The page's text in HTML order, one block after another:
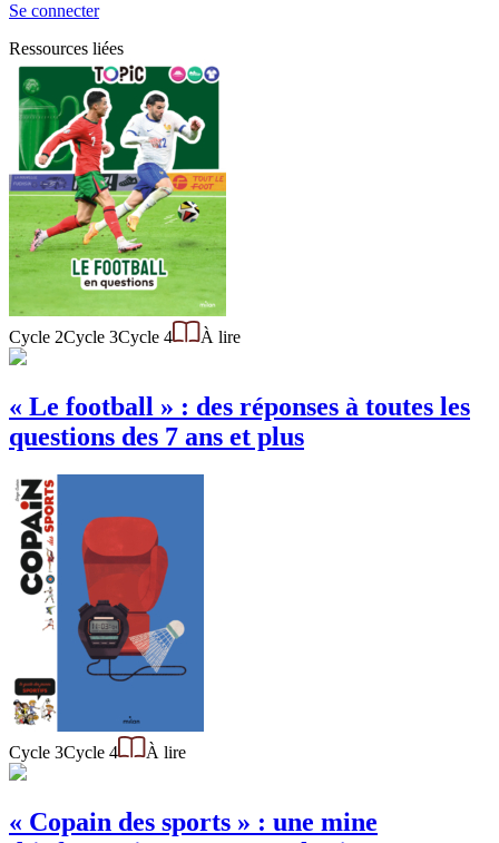
Se connecter
Ressources liées
Cycle 2Cycle 3Cycle 4 À lire
« Le football » : des réponses à toutes les
questions des 7 ans et plus
Cycle 3Cycle 4 À lire
« Copain des sports » : une mine